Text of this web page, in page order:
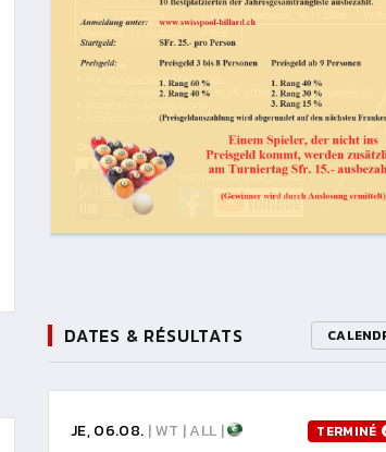
DATES & RÉSULTATS
JE, 06.08. | WT | ALL | TERMINÉ